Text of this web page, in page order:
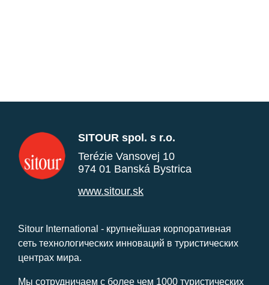
SITOUR spol. s r.o.
Terézie Vansovej 10
974 01 Banská Bystrica
www.sitour.sk
Sitour International - крупнейшая корпоративная
сеть технологических инноваций в туристических
центрах мира.
Мы сотрудничаем с более чем 1000 туристических